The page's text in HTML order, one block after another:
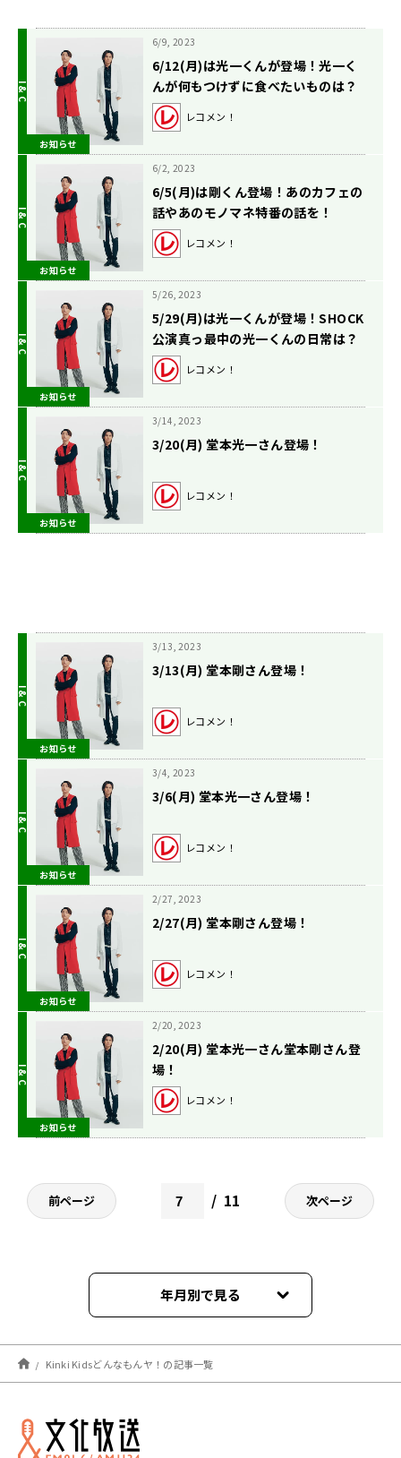
お知らせ
6/9, 2023
6/12(月)は光一くんが登場！光一く
んが何もつけずに食べたいものは？
の話。
レコメン！
お知らせ
6/2, 2023
6/5(月)は剛くん登場！あのカフェの
話やあのモノマネ特番の話を！
レコメン！
お知らせ
5/26, 2023
5/29(月)は光一くんが登場！SHOCK
公演真っ最中の光一くんの日常は？
レコメン！
お知らせ
3/14, 2023
3/20(月) 堂本光一さん登場！
レコメン！
お知らせ
3/13, 2023
3/13(月) 堂本剛さん登場！
レコメン！
お知らせ
3/4, 2023
3/6(月) 堂本光一さん登場！
レコメン！
お知らせ
2/27, 2023
2/27(月) 堂本剛さん登場！
レコメン！
お知らせ
2/20, 2023
2/20(月) 堂本光一さん堂本剛さん登
場！
レコメン！
前ページ 11 次ページ
年月別で見る
2025年12月
2025年11月
2025年10月
Kinki Kidsどんなもんヤ！の記事一覧